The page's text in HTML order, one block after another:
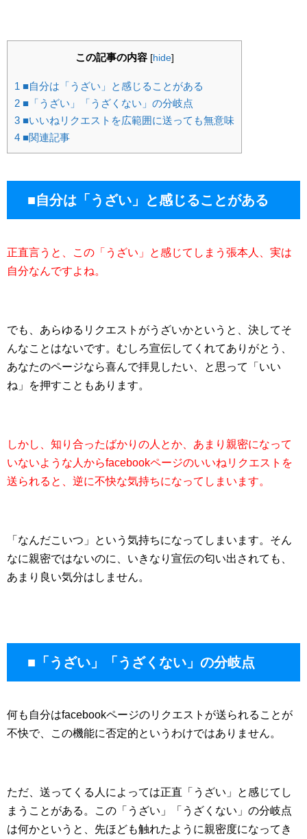
この記事の内容 [hide]
1 ■自分は「うざい」と感じることがある
2 ■「うざい」「うざくない」の分岐点
3 ■いいねリクエストを広範囲に送っても無意味
4 ■関連記事
■自分は「うざい」と感じることがある
正直言うと、この「うざい」と感じてしまう張本人、実は
自分なんですよね。
でも、あらゆるリクエストがうざいかというと、決してそ
んなことはないです。むしろ宣伝してくれてありがとう、
あなたのページなら喜んで拝見したい、と思って「いい
ね」を押すこともあります。
しかし、知り合ったばかりの人とか、あまり親密になって
いないような人からfacebookページのいいねリクエストを
送られると、逆に不快な気持ちになってしまいます。
「なんだこいつ」という気持ちになってしまいます。そん
なに親密ではないのに、いきなり宣伝の匂い出されても、
あまり良い気分はしません。
■「うざい」「うざくない」の分岐点
何も自分はfacebookページのリクエストが送られることが
不快で、この機能に否定的というわけではありません。
ただ、送ってくる人によっては正直「うざい」と感じてし
まうことがある。この「うざい」「うざくない」の分岐点
は何かというと、先ほども触れたように親密度になってき